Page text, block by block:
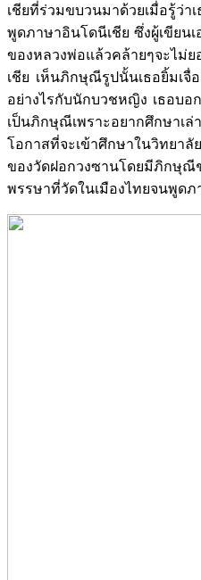
เชียที่ร่วมขบวนมาด้วยเมื่อรู้ว่า
พูดภาษาอินโดนีเชีย ซึ่งผู้เขียนเ
ของหลวงพ่อแล้วคล้ายๆจะไม่
เชีย เห็นภิกษุณีรูปนั้นเธอยิ้มเจื่
อย่างไรกับนักบวชหญิง เธอบ
เป็นภิกษุณีเพราะอยากศึกษา
โอกาสที่จะเข้าศึกษาในวิทยา
ของวัดฝอกวงซานโดยมีภิกษุณี
พรรษาที่วัดในเมืองไทยจนพูดภ